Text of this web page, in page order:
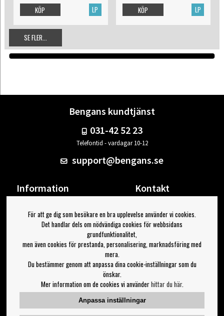
LP
KÖP LP
KÖP
SE FLER...
Bengans kundtjänst
031-42 52 23
Telefontid - vardagar 10-12
support@bengans.se
Information
Om Bengans
FAQ / Köp- & Leveransvillkor
Kontakt
Din sida
Logga ut
Jag vill ha tips från Bengans
Inställningar för nyhetsbrev
För att ge dig som besökare en bra upplevelse använder vi cookies.
Det handlar dels om nödvändiga cookies för webbsidans
grundfunktionalitet,
men även cookies för prestanda, personalisering, marknadsföring med
mera.
Du bestämmer genom att anpassa dina cookie-inställningar som du
önskar.
Mer information om de cookies vi använderhittar du här.
Anpassa inställningar